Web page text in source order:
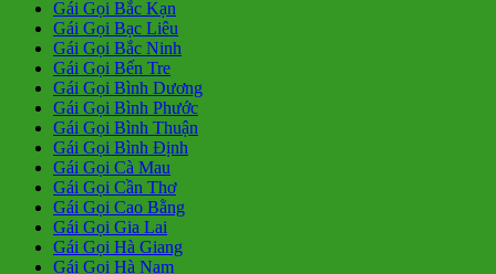
Gái Gọi Bắc Kạn
Gái Gọi Bạc Liêu
Gái Gọi Bắc Ninh
Gái Gọi Bến Tre
Gái Gọi Bình Dương
Gái Gọi Bình Phước
Gái Gọi Bình Thuận
Gái Gọi Bình Định
Gái Gọi Cà Mau
Gái Gọi Cần Thơ
Gái Gọi Cao Bằng
Gái Gọi Gia Lai
Gái Gọi Hà Giang
Gái Gọi Hà Nam